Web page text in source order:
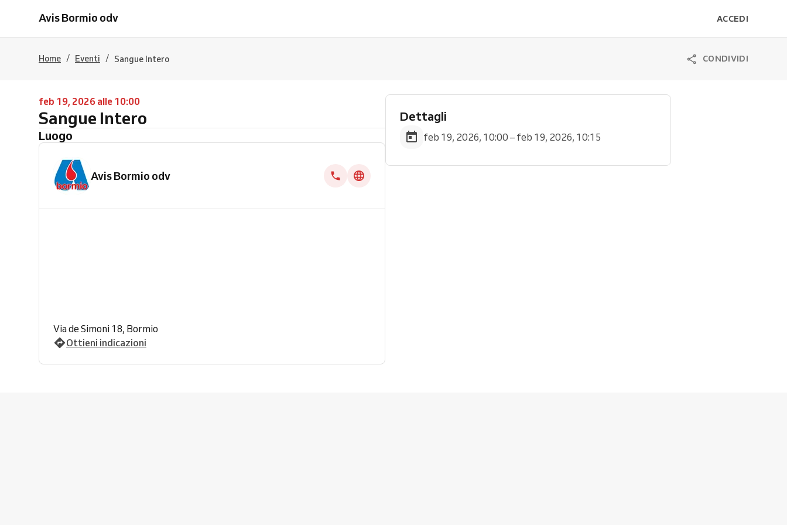
Avis Bormio odv ACCEDI
Home / Eventi / Sangue Intero CONDIVIDI
feb 19, 2026 alle 10:00
Sangue Intero
Luogo
Avis Bormio odv
Via de Simoni 18, Bormio
Ottieni indicazioni
Dettagli
feb 19, 2026, 10:00 – feb 19, 2026, 10:15